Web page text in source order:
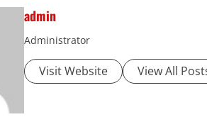
admin
Administrator
Visit Website View All